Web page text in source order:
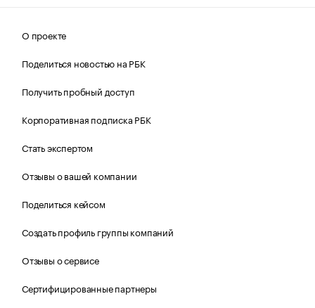
О проекте
Поделиться новостью на РБК
Получить пробный доступ
Корпоративная подписка РБК
Стать экспертом
Отзывы о вашей компании
Поделиться кейсом
Создать профиль группы компаний
Отзывы о сервисе
Сертифицированные партнеры